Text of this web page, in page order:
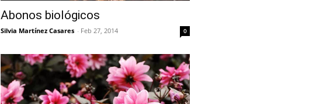
Abonos biológicos
Silvia Martínez Casares - Feb 27, 2014 0